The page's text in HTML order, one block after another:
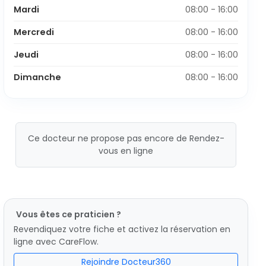
Mardi
08:00 - 16:00
Mercredi
08:00 - 16:00
Jeudi
08:00 - 16:00
Dimanche
08:00 - 16:00
Ce docteur ne propose pas encore de Rendez-
vous en ligne
Vous êtes ce praticien ?
Revendiquez votre fiche et activez la réservation en
ligne avec CareFlow.
Rejoindre Docteur360